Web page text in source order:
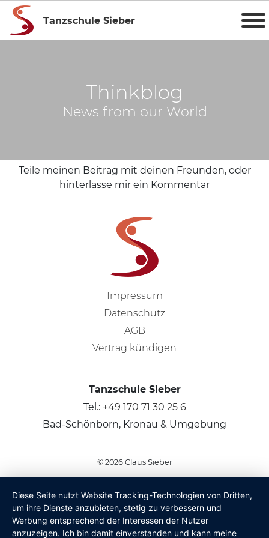
Tanzschule Sieber
Thinkblog
News from our World
Teile meinen Beitrag mit deinen Freunden, oder
hinterlasse mir ein Kommentar
Diese Seite nutzt Website Tracking-Technologien von Dritten,
um ihre Dienste anzubieten, stetig zu verbessern und
Werbung entsprechend der Interessen der Nutzer
anzuzeigen. Ich bin damit einverstanden und kann meine
Impressum
Datenschutz
AGB
Vertrag kündigen
Tanzschule Sieber
Tel.: +49 170 71 30 25 6
Bad-Schönborn, Kronau & Umgebung
© 2026 Claus Sieber